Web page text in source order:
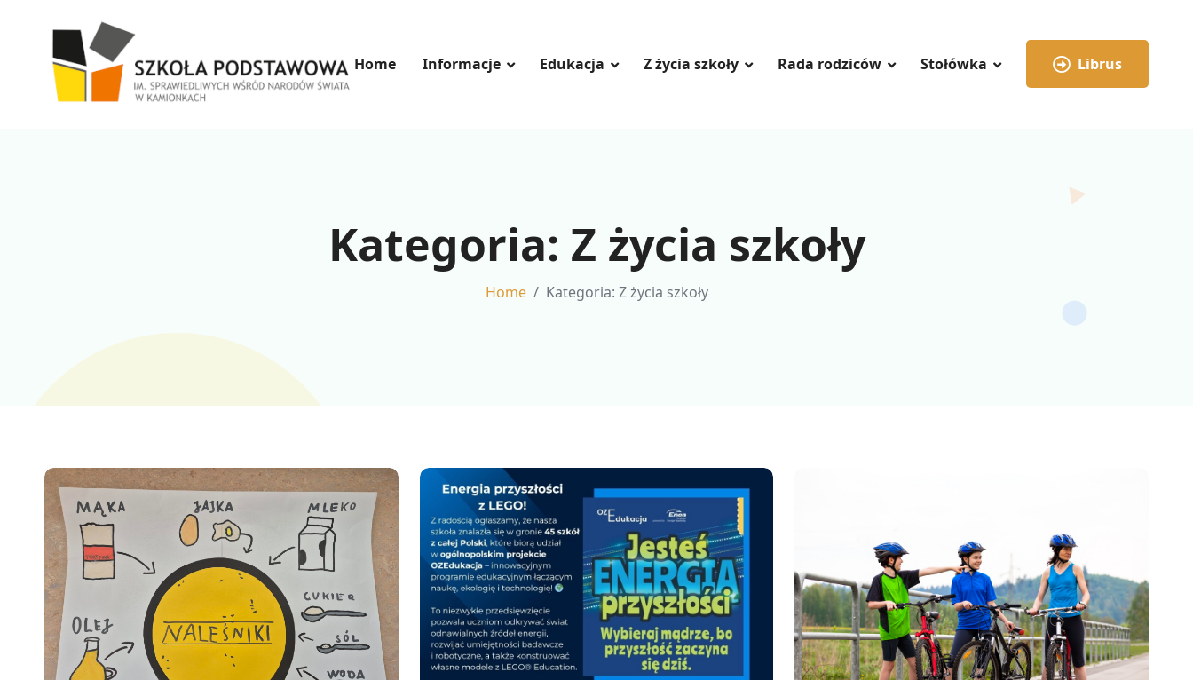
Home Informacje Edukacja Z życia szkoły Rada rodziców Stołówka Librus
Kategoria: Z życia szkoły
Home Kategoria: Z życia szkoły